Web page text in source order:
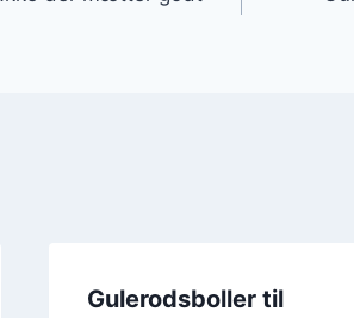
Gulerodsboller til